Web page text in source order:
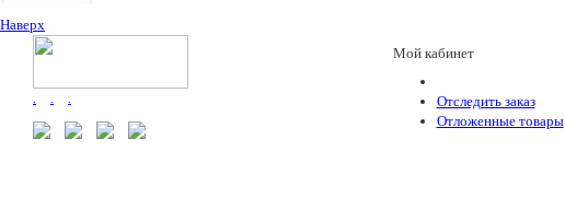
Наверх
. . .
Мой кабинет
Отследить заказ
Отложенные товары